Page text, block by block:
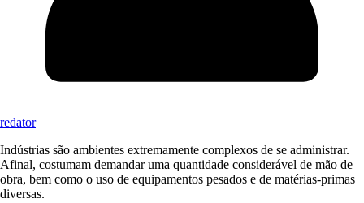
redator
Indústrias são ambientes extremamente complexos de se administrar.
Afinal, costumam demandar uma quantidade considerável de mão de
obra, bem como o uso de equipamentos pesados e de matérias-primas
diversas.